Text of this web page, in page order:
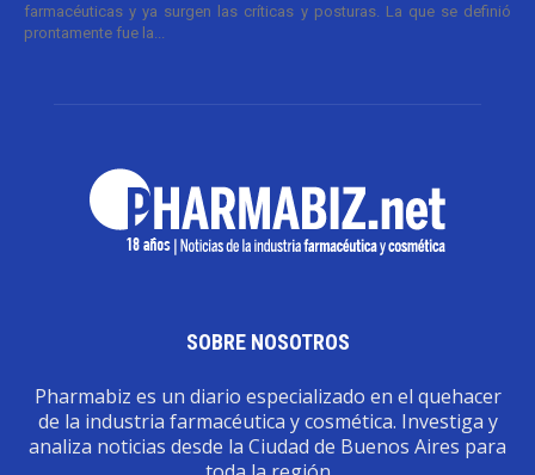
farmacéuticas y ya surgen las críticas y posturas. La que se definió
prontamente fue la...
SOBRE NOSOTROS
Pharmabiz es un diario especializado en el quehacer
de la industria farmacéutica y cosmética. Investiga y
analiza noticias desde la Ciudad de Buenos Aires para